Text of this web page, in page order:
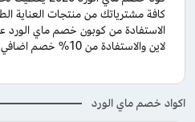
كافة مشترياتك من منتجات العناية
الاستفادة من كوبون خصم ماي الورد
لاين والاستفادة من 10% خصم اضافي مخصص للعملاء الجدد.
اكواد خصم ماي الورد